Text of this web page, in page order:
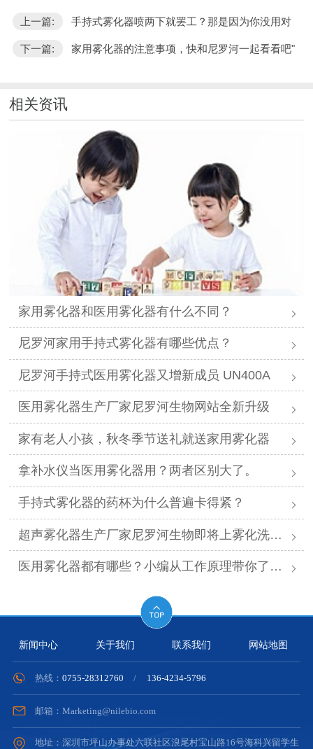
上一篇: 手持式雾化器喷两下就罢工？那是因为你没用对
下一篇: 家用雾化器的注意事项，快和尼罗河一起看看吧"
相关资讯
家用雾化器和医用雾化器有什么不同？
尼罗河家用手持式雾化器有哪些优点？
尼罗河手持式医用雾化器又增新成员 UN400A
医用雾化器生产厂家尼罗河生物网站全新升级
家有老人小孩，秋冬季节送礼就送家用雾化器
拿补水仪当医用雾化器用？两者区别大了。
手持式雾化器的药杯为什么普遍卡得紧？
超声雾化器生产厂家尼罗河生物即将上雾化洗眼仪
医用雾化器都有哪些？小编从工作原理带你了解。
新闻中心 关于我们 联系我们 网站地图
热线： 0755-28312760 / 136-4234-5796
邮箱：Marketing@nilebio.com
地址：深圳市坪山办事处六联社区浪尾村宝山路16号海科兴留学生